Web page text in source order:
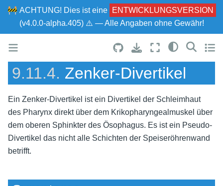
🚧 ACHTUNG! Dies ist eine
ENTWICKLUNGSVERSION
(v4.0.0-alpha.405) ⚠ — Alle Angaben ohne Gewähr!
9.11.4. Zenker-Divertikel
Ein Zenker-Divertikel ist ein Divertikel der Schleimhaut
des Pharynx direkt über dem Krikopharyngealmuskel über
dem oberen Sphinkter des Ösophagus. Es ist ein Pseudo-
Divertikel das nicht alle Schichten der Speiseröhrenwand
betrifft.